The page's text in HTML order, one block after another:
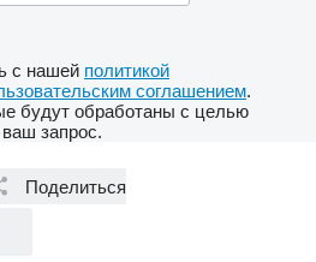
с нашей политикой
соглашением.
будут обработаны с целью
запрос.
Поделиться